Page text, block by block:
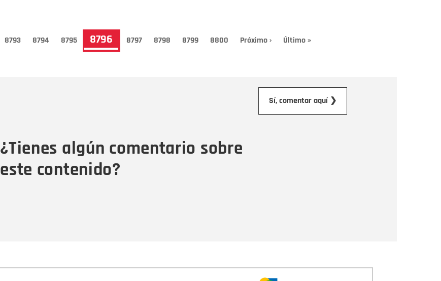
Page
8793 Page
8794 Page
8795
Página
actual
8796 Page
8797 Page
8798 Page
8799 Page
8800
Siguiente
Próximo ›
Última
Último »
¿Tienes algún comentario sobre
este contenido?
Sí, comentar aquí ❯